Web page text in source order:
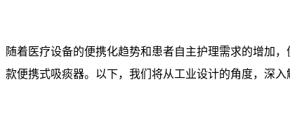
随着医疗设备的便携化趋势和患者自主护理需求的增加
款便携式吸痰器。以下，我们将从工业设计的角度，深